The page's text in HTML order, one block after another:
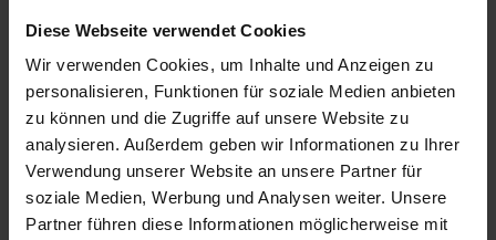
Diese Webseite verwendet Cookies
Wir verwenden Cookies, um Inhalte und Anzeigen zu
personalisieren, Funktionen für soziale Medien anbieten
zu können und die Zugriffe auf unsere Website zu
analysieren. Außerdem geben wir Informationen zu Ihrer
Verwendung unserer Website an unsere Partner für
soziale Medien, Werbung und Analysen weiter. Unsere
Partner führen diese Informationen möglicherweise mit